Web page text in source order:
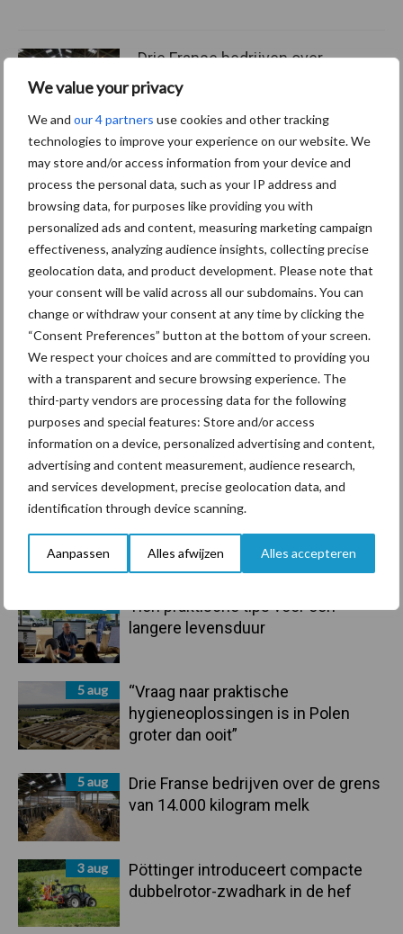
We value your privacy
We and our 4 partners use cookies and other tracking
technologies to improve your experience on our website. We
may store and/or access information from your device and
process the personal data, such as your IP address and
browsing data, for purposes like providing you with
personalized ads and content, measuring marketing campaign
effectiveness, analyzing audience insights, collecting precise
geolocation data, and product development. Please note that
your consent will be valid across all our subdomains. You can
change or withdraw your consent at any time by clicking the
“Consent Preferences” button at the bottom of your screen.
We respect your choices and are committed to providing you
with a transparent and secure browsing experience. The
third-party vendors are processing data for the following
purposes and special features: Store and/or access
information on a device, personalized advertising and content,
advertising and content measurement, audience research,
and services development, precise geolocation data, and
identification through device scanning.
Aanpassen Alles afwijzen Alles accepteren
Primaire
Sidebar
Recent nieuws Partner nieuws
Tien praktische tips voor een
langere levensduur
5 aug
“Vraag naar praktische
hygieneoplossingen is in Polen
groter dan ooit”
5 aug
Drie Franse bedrijven over de grens
van 14.000 kilogram melk
3 aug
Pöttinger introduceert compacte
dubbelrotor-zwadhark in de hef
Drie Franse bedrijven over
de grens van 14.000
kilogram melk
Themapagina's
Diergezondheid Bemesting Fokkerij
Bedrijfsnieuws
Ligbox &
Voerhekken
Toon meer